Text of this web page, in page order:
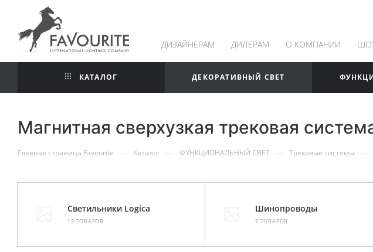
ДИЗАЙНЕРАМ ДИЛЕРАМ О КОМПАНИИ
КАТАЛОГ ДЕКОРАТИВНЫЙ СВЕТ
Магнитная сверхузкая трековая
Главная страница Favourite — Каталог — ФУНКЦИОНАЛЬНЫЙ СВЕТ — Трековые системы —
Светильники Logica
13 ТОВАРОВ
Шинопроводы
7 ТОВАРОВ